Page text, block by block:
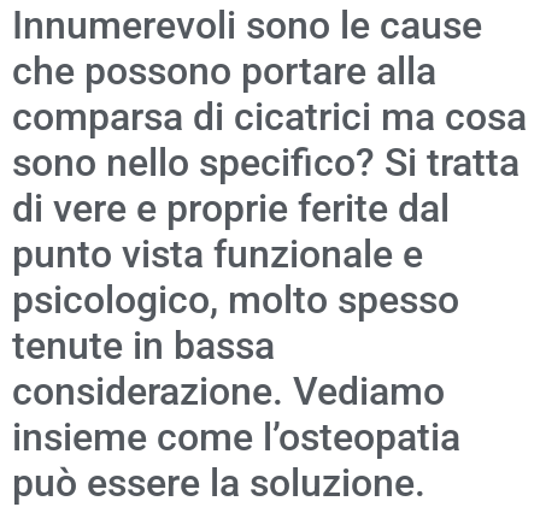
Innumerevoli sono le cause
che possono portare alla
comparsa di cicatrici ma cosa
sono nello specifico? Si tratta
di vere e proprie ferite dal
punto vista funzionale e
psicologico, molto spesso
tenute in bassa
considerazione. Vediamo
insieme come l’osteopatia
può essere la soluzione.